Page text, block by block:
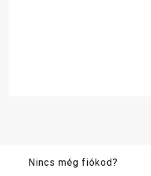
Nincs még fiókod?